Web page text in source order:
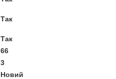
Так
Так
66
3
Новий